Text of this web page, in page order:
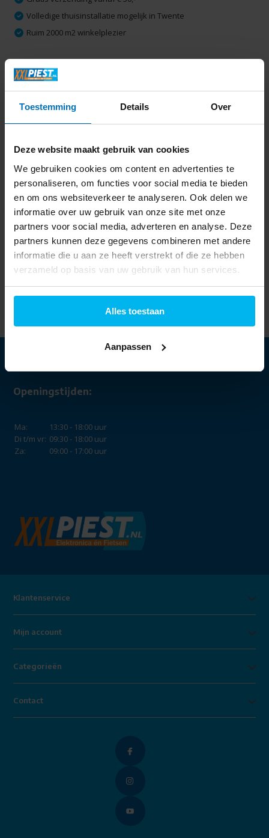
Toestemming Details Over
Deze website maakt gebruik van cookies
We gebruiken cookies om content en advertenties te
personaliseren, om functies voor social media te bieden
en om ons websiteverkeer te analyseren. Ook delen we
informatie over uw gebruik van onze site met onze
partners voor social media, adverteren en analyse. Deze
partners kunnen deze gegevens combineren met andere
informatie die u aan ze heeft verstrekt of die ze hebben
verzameld op basis van uw gebruik van hun services.
Alles toestaan
Aanpassen
Volledige thuisinstallatie mogelijk in Twente
Ruim 2000 m2 winkelplezier
Productomschrijving
Delen
Laatst bekeken
Severin EK 3166 -
Eierkoker
34,99
Openingstijden:
Ma:
13:30 - 18:00 uur
Di t/m vr: 09:30 - 18:00 uur
Za:
09:00 - 17:00 uur
Klantenservice
Mijn account
Categorieën
Contact